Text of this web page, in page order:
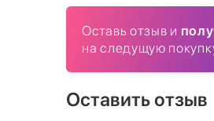
Оставь отзыв и
на следущую
Оставить отзыв